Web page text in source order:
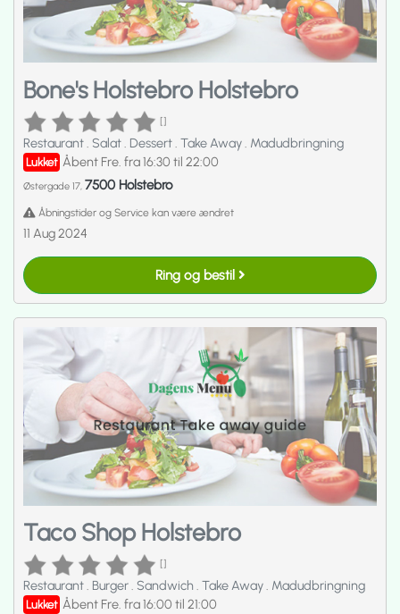
Bone's Holstebro Holstebro
[]
Restaurant. Salat. Dessert. Take Away. Madudbringning
Lukket Åbent Fre. fra 16:30 til 22:00
Østergade 17, 7500 Holstebro
Åbningstider og Service kan være ændret
11 Aug 2024
Ring og bestil
Taco Shop Holstebro
[]
Restaurant. Burger. Sandwich . Take Away. Madudbringning
Lukket Åbent Fre. fra 16:00 til 21:00